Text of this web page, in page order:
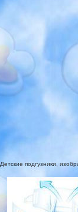
Детские подгузники,